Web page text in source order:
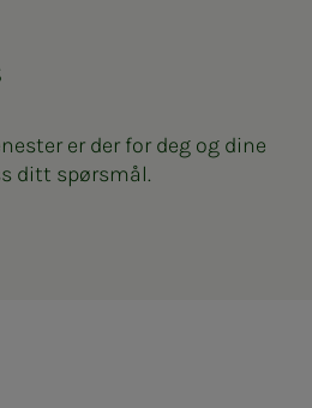
er der for deg og dine
ditt spørsmål.